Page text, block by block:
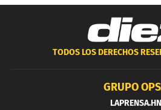
TODOS LOS DERECHOS
GRUPO
LAPRENSA.HN